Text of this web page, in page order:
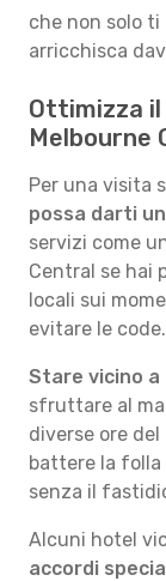
che non solo
arricchisca
Ottimizza il
Melbourne
Per una visita
possa darti
servizi come
Central se hai
locali sui
evitare le code.
Stare vicino a
sfruttare al
diverse ore
battere la folla
senza il
Alcuni hotel
accordi